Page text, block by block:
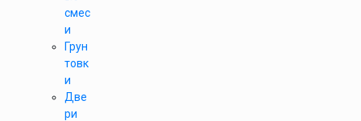
смес
и
Грун
товк
и
Две
ри